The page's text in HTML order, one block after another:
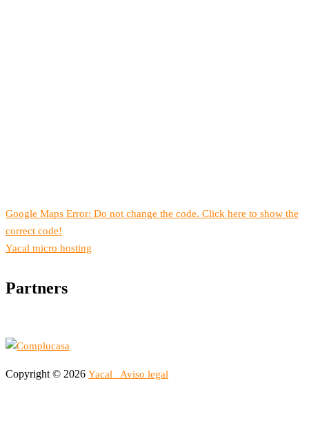
Google Maps Error: Do not change the code. Click here to show the
correct code!
Yacal micro hosting
Partners
Copyright © 2026 Yacal Aviso legal